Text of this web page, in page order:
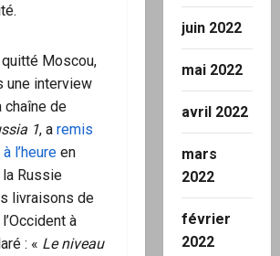
Moscou,
une interview
chaîne de
1, a remis
l’heure en
Russie
livraisons de
à
: « Le niveau
juin 2022
mai 2022
avril 2022
mars
2022
février
2022